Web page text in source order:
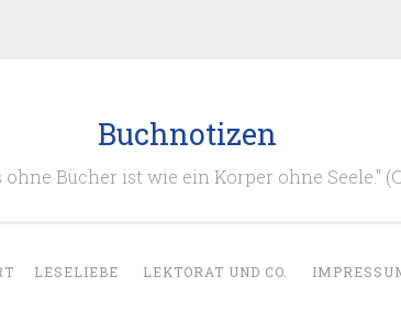
Buchnotizen
ohne Bücher ist wie ein Körper ohne Seele."
LESELIEBE LEKTORAT UND CO.